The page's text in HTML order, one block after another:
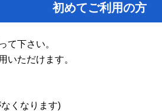
初めてご利用の方
て下さい。
いただけます。
くなります)